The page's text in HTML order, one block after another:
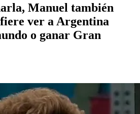
Manuel también
ver a Argentina
o ganar Gran